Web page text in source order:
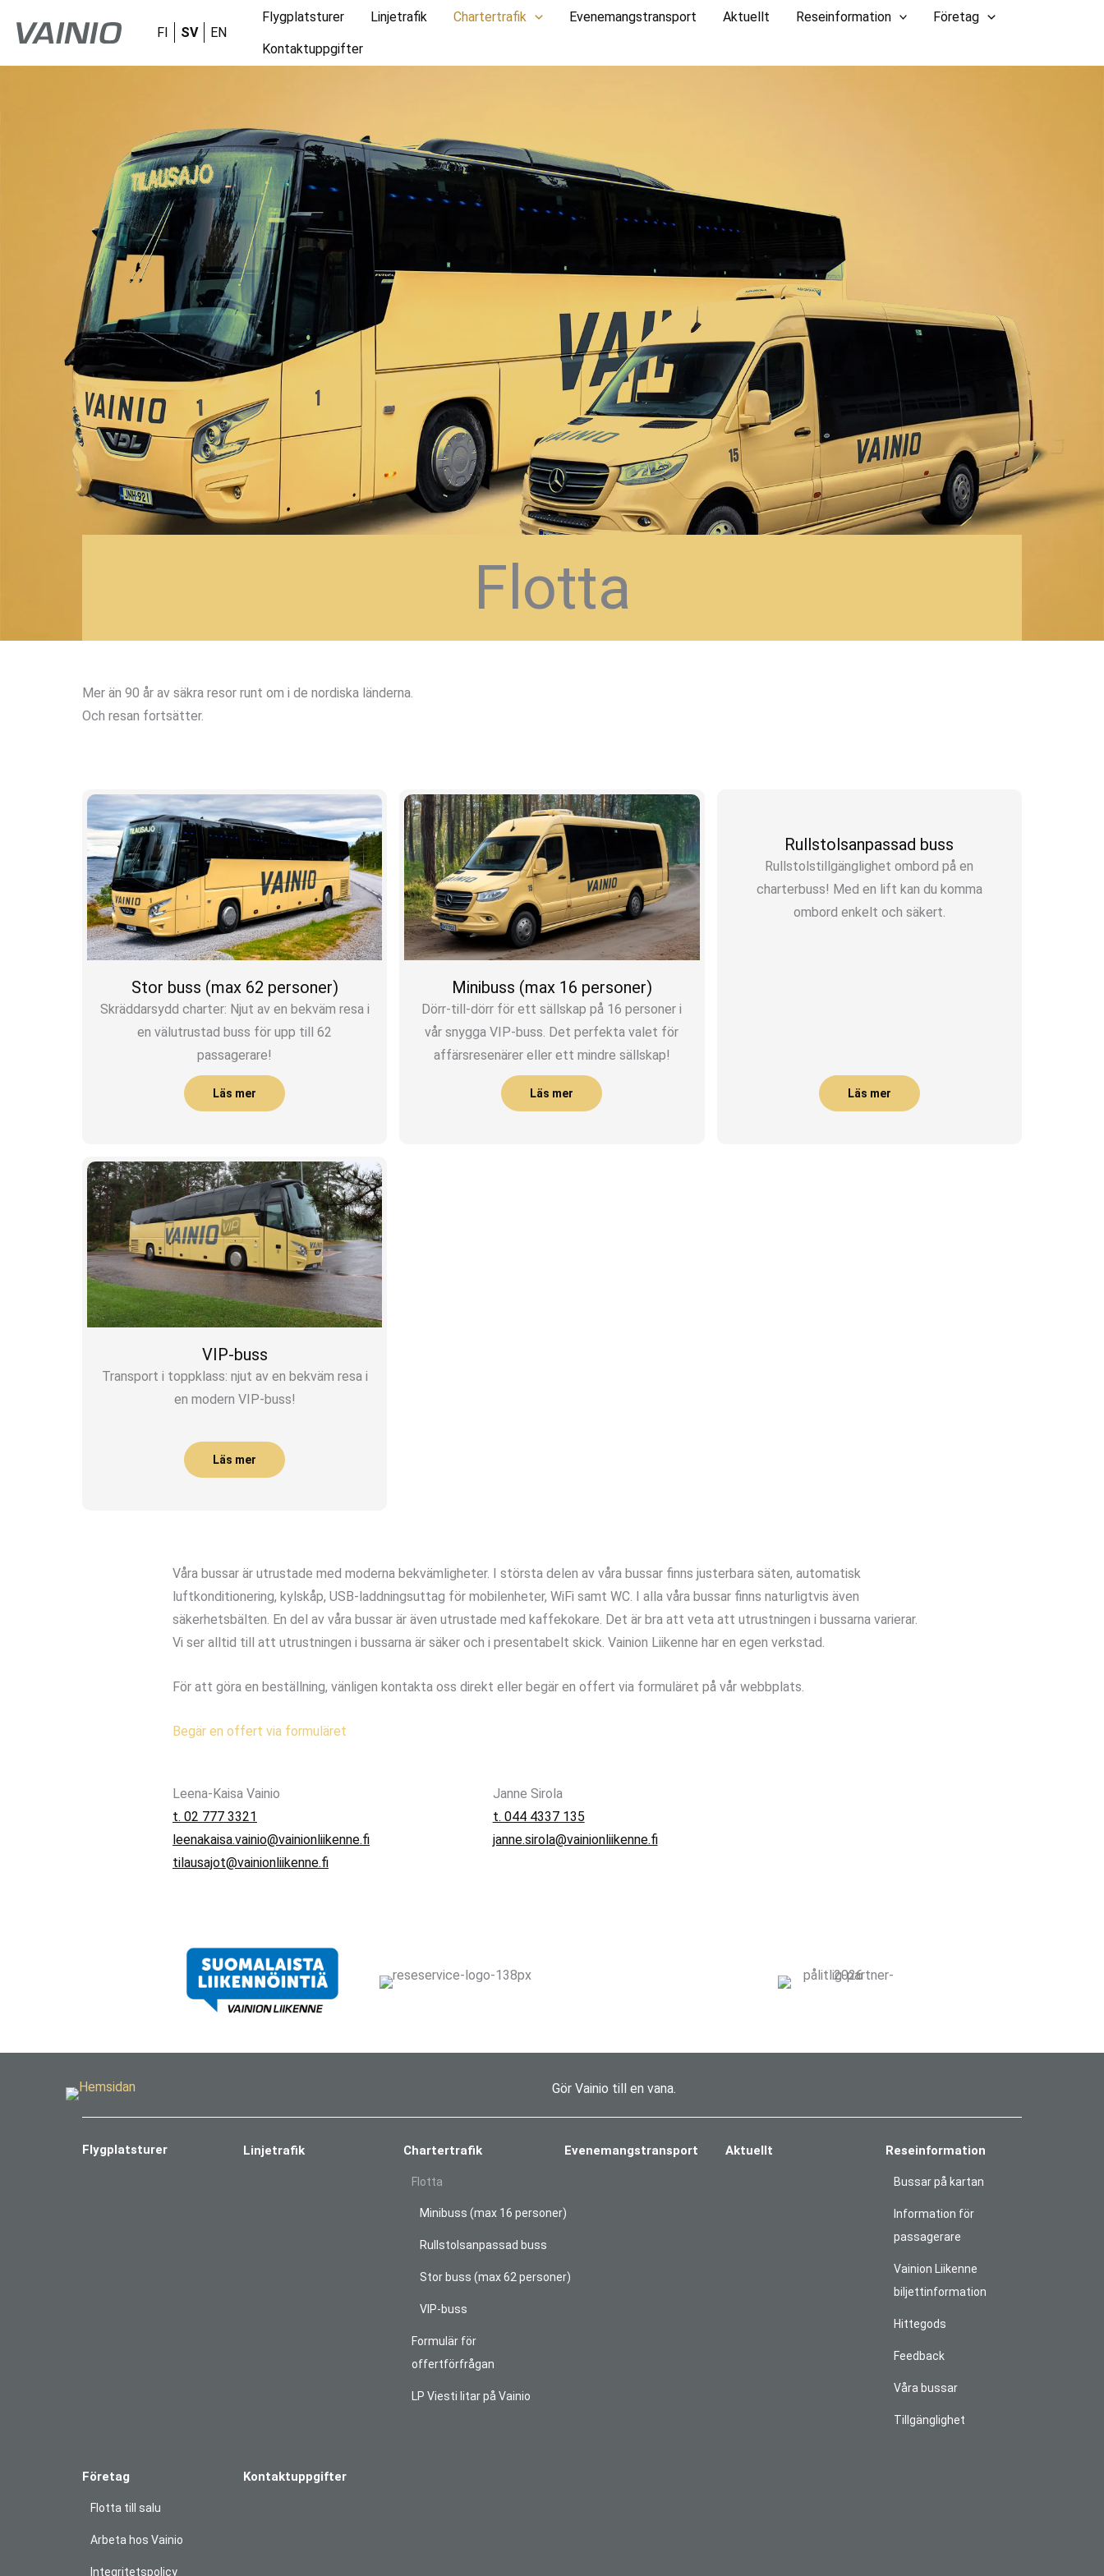
FI SV EN
Flygplatsturer Linjetrafik Chartertrafik Evenemangstransport Aktuellt Reseinformation Företag
Kontaktuppgifter
Flotta
Mer än 90 år av säkra resor runt om i de nordiska länderna.
Och resan fortsätter.
Stor buss (max 62 personer)
Skräddarsydd charter: Njut av en bekväm resa i
en välutrustad buss för upp till 62
passagerare!
Läs mer
Minibuss (max 16 personer)
Dörr-till-dörr för ett sällskap på 16 personer i
vår snygga VIP-buss. Det perfekta valet för
affärsresenärer eller ett mindre sällskap!
Läs mer
Rullstolsanpassad buss
Rullstolstillgänglighet ombord på en
charterbuss! Med en lift kan du komma
ombord enkelt och säkert.
Läs mer
VIP-buss
Transport i toppklass: njut av en bekväm resa i
en modern VIP-buss!
Läs mer
Våra bussar är utrustade med moderna bekvämligheter. I största delen av våra bussar finns justerbara säten, automatisk
luftkonditionering, kylskåp, USB-laddningsuttag för mobilenheter, WiFi samt WC. I alla våra bussar finns naturligtvis även
säkerhetsbälten. En del av våra bussar är även utrustade med kaffekokare. Det är bra att veta att utrustningen i bussarna varierar.
Vi ser alltid till att utrustningen i bussarna är säker och i presentabelt skick. Vainion Liikenne har en egen verkstad.
För att göra en beställning, vänligen kontakta oss direkt eller begär en offert via formuläret på vår webbplats.
Begär en offert via formuläret
Leena-Kaisa Vainio
t. 02 777 3321
leenakaisa.vainio@vainionliikenne.fi
tilausajot@vainionliikenne.fi
Janne Sirola
t. 044 4337 135
janne.sirola@vainionliikenne.fi
Gör Vainio till en vana.
Flygplatsturer Linjetrafik Chartertrafik
Flotta
Minibuss (max 16 personer)
Rullstolsanpassad buss
Stor buss (max 62 personer)
VIP-buss
Formulär för
offertförfrågan
LP Viesti litar på Vainio
Evenemangstransport Aktuellt Reseinformation
Bussar på kartan
Information för
passagerare
Vainion Liikenne
biljettinformation
Hittegods
Feedback
Våra bussar
Tillgänglighet
Företag
Flotta till salu
Arbeta hos Vainio
Integritetspolicy
Kontaktuppgifter